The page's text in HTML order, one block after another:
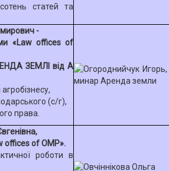
статей та
-
«Law offices of
ЗЕМЛІ від А
(с/г),
права.
offices of OMP».
роботи в